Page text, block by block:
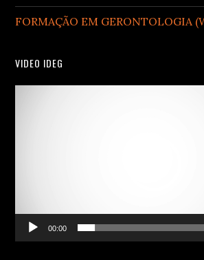
FORMAÇÃO EM GERONTOLOGIA
VIDEO IDEG
00:00